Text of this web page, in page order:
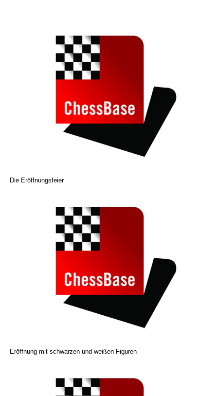
Die Eröffnungsfeier
Eröffnung mit schwarzen und weißen Figuren